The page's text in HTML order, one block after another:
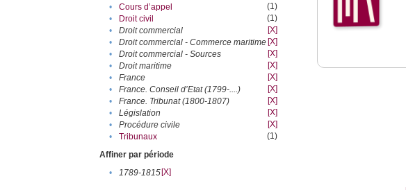
•
Cours d’appel
(1)
•
Droit civil
(1)
•
Droit commercial
[X]
•
Droit commercial - Commerce maritime [X]
•
Droit commercial - Sources
[X]
•
Droit maritime
[X]
•
France
[X]
•
France. Conseil d’Etat (1799-....)
[X]
•
France. Tribunat (1800-1807)
[X]
•
Législation
[X]
•
Procédure civile
[X]
•
Tribunaux
(1)
Affiner par période
•
1789-1815[X]